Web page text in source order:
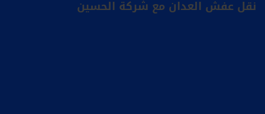
نقل عفش العدان مع شركة الحسين